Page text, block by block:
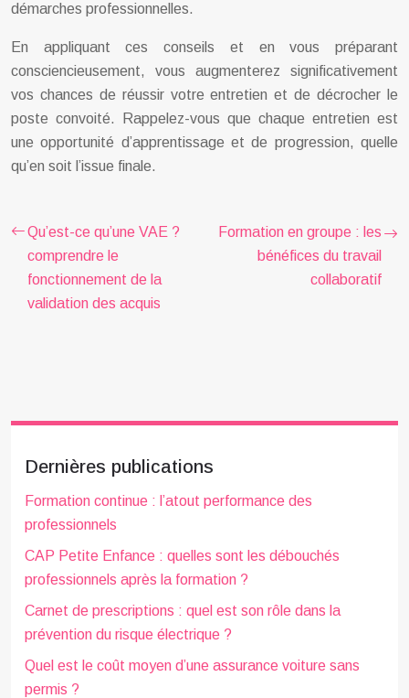
démarches professionnelles.
En appliquant ces conseils et en vous préparant
consciencieusement, vous augmenterez significativement
vos chances de réussir votre entretien et de décrocher le
poste convoité. Rappelez-vous que chaque entretien est
une opportunité d’apprentissage et de progression, quelle
qu’en soit l’issue finale.
Qu’est-ce qu’une VAE ?
comprendre le
fonctionnement de la
validation des acquis
Formation en groupe : les
bénéfices du travail
collaboratif
Dernières publications
Formation continue : l’atout performance des
professionnels
CAP Petite Enfance : quelles sont les débouchés
professionnels après la formation ?
Carnet de prescriptions : quel est son rôle dans la
prévention du risque électrique ?
Quel est le coût moyen d’une assurance voiture sans
permis ?